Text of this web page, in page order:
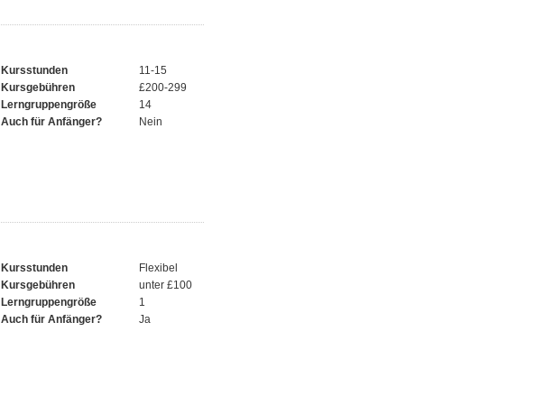
Kursstunden
11-15
Kursgebühren
£200-299
Lerngruppengröße
14
Auch für Anfänger?
Nein
Kursstunden
Flexibel
Kursgebühren
unter £100
Lerngruppengröße
1
Auch für Anfänger?
Ja